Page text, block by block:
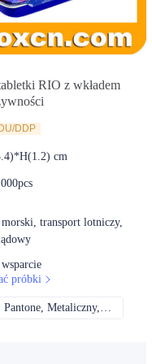
RIO z wkładem
DDP
cm
transport lotniczy,
wsparcie
próbki
CMYK, Pantone, Metaliczny, Kolor spotowy itd.